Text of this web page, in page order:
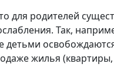
для родителей
Так,
детьми
жилья